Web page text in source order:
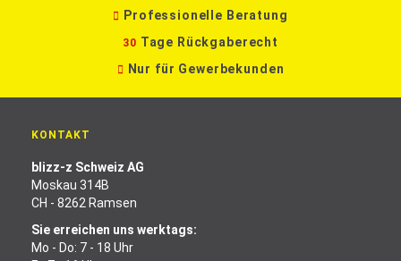
Professionelle Beratung
30 Tage Rückgaberecht
Nur für Gewerbekunden
KONTAKT
blizz-z Schweiz AG
Moskau 314B
CH - 8262 Ramsen
Sie erreichen uns werktags:
Mo - Do: 7 - 18 Uhr